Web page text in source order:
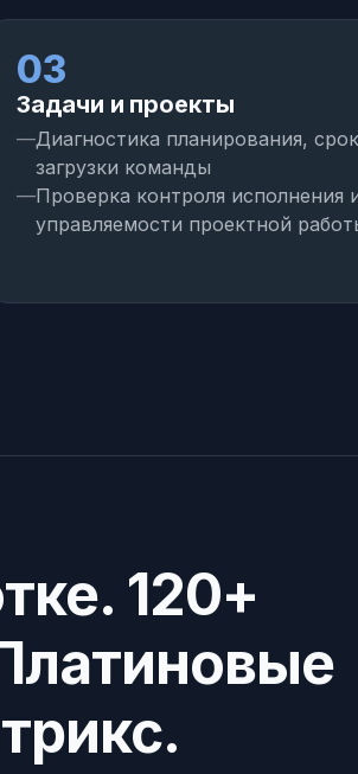
03
Задачи и проекты
Диагностика планирования,
загрузки команды
Проверка контроля исполнения
управляемости проектной
120+